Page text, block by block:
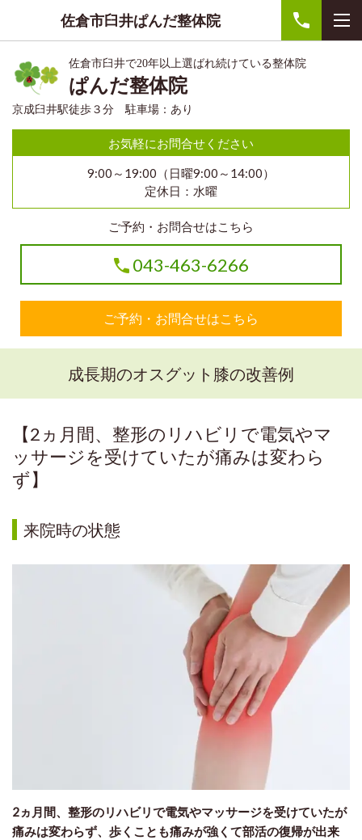
佐倉市臼井ぱんだ整体院
佐倉市臼井で20年以上選ばれ続けている整体院
ぱんだ整体院
京成臼井駅徒歩３分 駐車場：あり
お気軽にお問合せください
9:00～19:00（日曜9:00～14:00）
定休日：水曜
ご予約・お問合せはこちら
043-463-6266
ご予約・お問合せはこちら
成長期のオスグット膝の改善例
【2ヵ月間、整形のリハビリで電気やマ
ッサージを受けていたが痛みは変わら
ず】
来院時の状態
2ヵ月間、整形のリハビリで電気やマッサージを受けていたが
痛みは変わらず、歩くことも痛みが強くて部活の復帰が出来